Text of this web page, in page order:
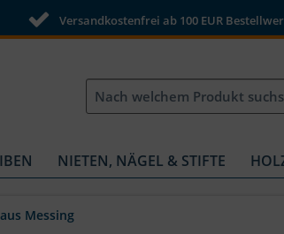
Versandkostenfrei ab 100 EUR
NIETEN, NÄGEL & STIFTE
aus Messing